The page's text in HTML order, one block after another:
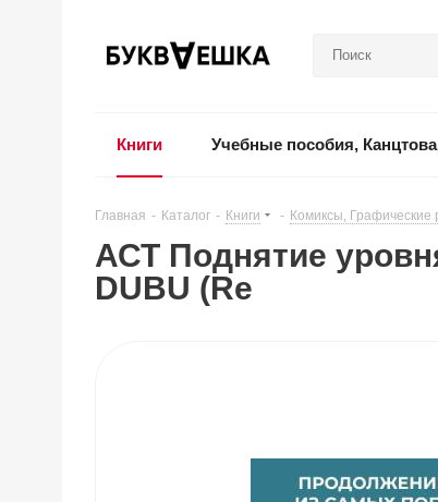
Книги Учебные пособия,
Главная - Каталог - Книги - Комиксы, Графические
АСТ Поднятие
DUBU (Re